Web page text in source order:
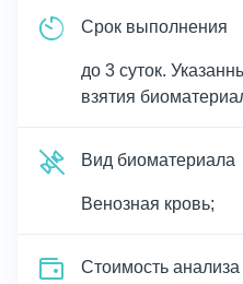
Срок выполнения
до 3 суток.
взятия
Вид биоматериала
Венозная кровь;
Cтоимость анализа